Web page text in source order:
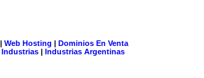
Web Hosting | Dominios En Venta
Industrias | Industrias Argentinas